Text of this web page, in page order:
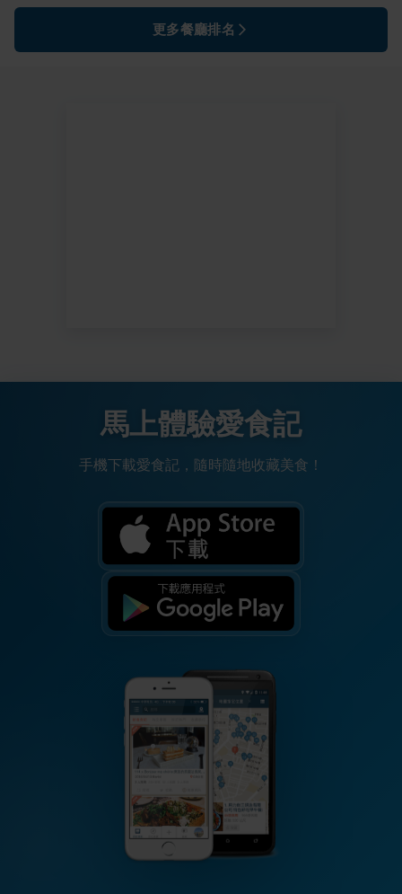
更多餐廳排名
馬上體驗愛食記
手機下載愛食記，隨時隨地收藏美食！